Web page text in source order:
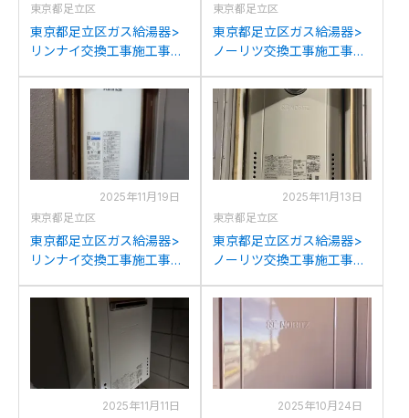
東京都足立区
東京都足立区ガス給湯器>
リンナイ交換工事施工事
1651SAQ-CFからリンナイ
RUF-SA1615SAT-L(A)への
交換
東京都足立区
東京都足立区ガス給湯器>
ノーリツ交換工事施工事
2450SARXからノーリツ
GT-C2472SAR BLへの交換
2025年11月19日
東京都足立区
東京都足立区ガス給湯器>
リンナイ交換工事施工事
1601DSA-Tからリンナイ
RUF-SA1605SAT-L(A)80へ
2025年11月13日
東京都足立区
東京都足立区ガス給湯器>
ノーリツ交換工事施工事
2428SAWX-Tからノーリ
ツGT-2470SAW-T BLへの
交換
2025年11月11日
2025年10月24日